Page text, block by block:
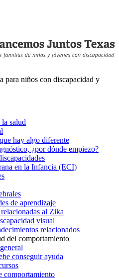
para niños con discapacidad y
salud
hay algo diferente
¿por dónde empiezo?
en la Infancia (ECI)
de aprendizaje
al Zika
visual
relacionados
del comportamiento
conseguir ayuda
comportamiento